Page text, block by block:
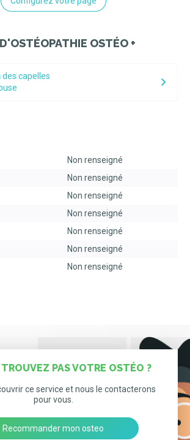
OSTÉO +
capelles
Non renseigné
Non renseigné
Non renseigné
Non renseigné
Non renseigné
Non renseigné
Non renseigné
PAS VOTRE OSTÉO ?
ce service et nous le contacterons
pour vous.
Recommander mon osteo